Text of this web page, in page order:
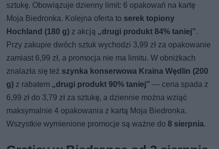
sztukę. Obowiązuje dzienny limit: 6 opakowań na kartę
Moja Biedronka. Kolejna oferta to serek topiony
Hochland (180 g) z akcją „drugi produkt 84% taniej”.
Przy zakupie dwóch sztuk wychodzi 3,99 zł za opakowanie
zamiast 6,99 zł, a promocja nie ma limitu. W obniżkach
znalazła się też szynka konserwowa Kraina Wędlin (200
g) z rabatem „drugi produkt 90% taniej” — cena spada z
6,99 zł do 3,79 zł za sztukę, a dziennie można wziąć
maksymalnie 4 opakowania z kartą Moja Biedronka.
Wszystkie wymienione promocje są ważne do8 sierpnia.